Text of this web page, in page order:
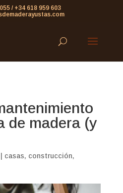
/ +34 618 959 603
de madera (y
casas, construcción,